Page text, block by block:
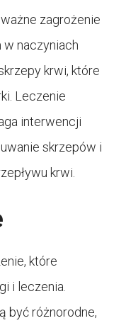
zagrożenie
w naczyniach
krwi, które
Leczenie
interwencji
skrzepów i
krwi.
które
i leczenia.
być różnorodne,